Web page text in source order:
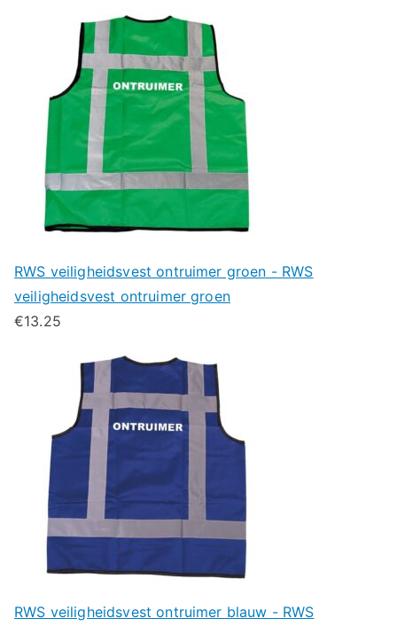
RWS veiligheidsvest ontruimer groen - RWS
veiligheidsvest ontruimer groen
€13.25
RWS veiligheidsvest ontruimer blauw - RWS